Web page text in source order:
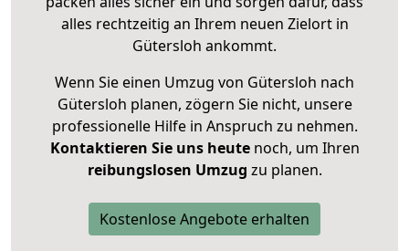
alles rechtzeitig an Ihrem neuen Zielort in
Gütersloh ankommt.
Wenn Sie einen Umzug von Gütersloh nach
Gütersloh planen, zögern Sie nicht, unsere
professionelle Hilfe in Anspruch zu nehmen.
Kontaktieren Sie uns heutenoch, um Ihren
reibungslosen Umzug zu planen.
Kostenlose Angebote erhalten